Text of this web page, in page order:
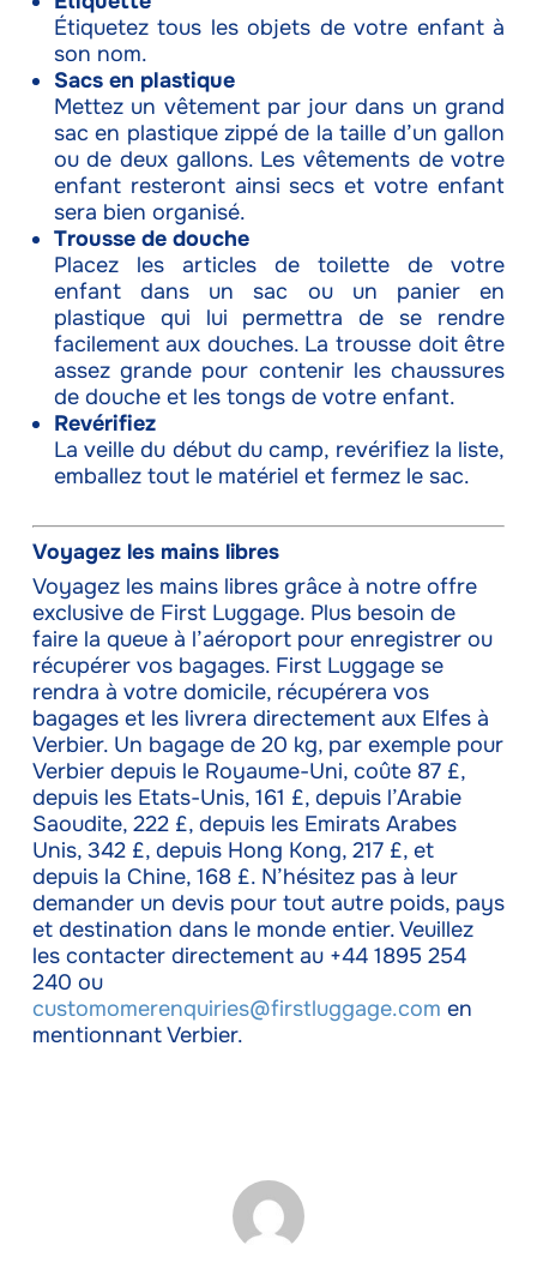
Étiquetez tous les objets de votre enfant à
son nom.
Sacs en plastique
Mettez un vêtement par jour dans un grand
sac en plastique zippé de la taille d’un gallon
ou de deux gallons. Les vêtements de votre
enfant resteront ainsi secs et votre enfant
sera bien organisé.
Trousse de douche
Placez les articles de toilette de votre
enfant dans un sac ou un panier en
plastique qui lui permettra de se rendre
facilement aux douches. La trousse doit être
assez grande pour contenir les chaussures
de douche et les tongs de votre enfant.
Revérifiez
La veille du début du camp, revérifiez la liste,
emballez tout le matériel et fermez le sac.
Voyagez les mains libres
Voyagez les mains libres grâce à notre offre
exclusive de First Luggage. Plus besoin de
faire la queue à l’aéroport pour enregistrer ou
récupérer vos bagages. First Luggage se
rendra à votre domicile, récupérera vos
bagages et les livrera directement aux Elfes à
Verbier. Un bagage de 20 kg, par exemple pour
Verbier depuis le Royaume-Uni, coûte 87 £,
depuis les Etats-Unis, 161 £, depuis l’Arabie
Saoudite, 222 £, depuis les Emirats Arabes
Unis, 342 £, depuis Hong Kong, 217 £, et
depuis la Chine, 168 £. N’hésitez pas à leur
demander un devis pour tout autre poids, pays
et destination dans le monde entier. Veuillez
les contacter directement au +44 1895 254
240 ou
customomerenquiries@firstluggage.com en
mentionnant Verbier.